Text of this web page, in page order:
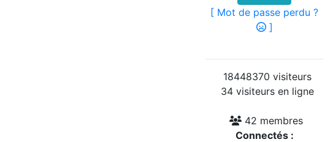
[ Mot de passe perdu ?
]
18448370 visiteurs
34 visiteurs en ligne
42 membres
Connectés :